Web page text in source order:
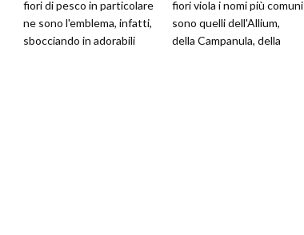
fiori di pesco in particolare
ne sono l'emblema, infatti,
sbocciando in adorabili
fiori viola i nomi più comuni
sono quelli dell'Allium,
della Campanula, della